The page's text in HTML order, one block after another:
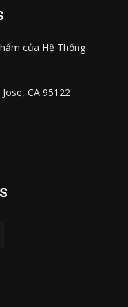
của Hệ Thống
CA 95122